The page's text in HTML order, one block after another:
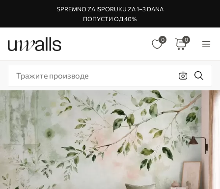
SPREMNO ZA ISPORUKU ZA 1–3 DANA
ПОПУСТИ ОД 40%
0 0